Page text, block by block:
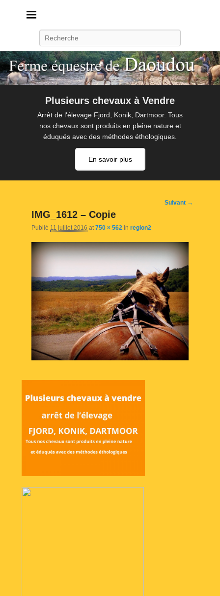
Plusieurs chevaux à Vendre
Arrêt de l'élevage Fjord, Konik, Dartmoor. Tous
nos chevaux sont produits en pleine nature et
éduqués avec des méthodes éthologiques.
En savoir plus
Navigation
Suivant →
IMG_1612 – Copie
Publié 11 juillet 2016 at 750 × 562 in region2